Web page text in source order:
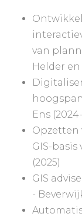
van
Helder
Ens
GIS-
(2025)
GIS
-